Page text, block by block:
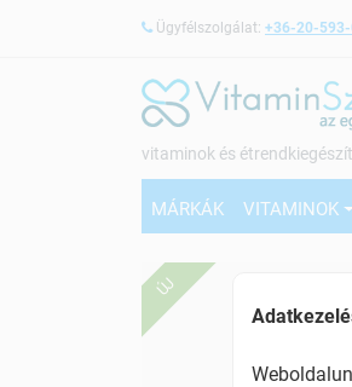
Ügyfélszolgálat: +36-20-
vitaminok és
MÁRKÁK VITAMINOK
ÚJ